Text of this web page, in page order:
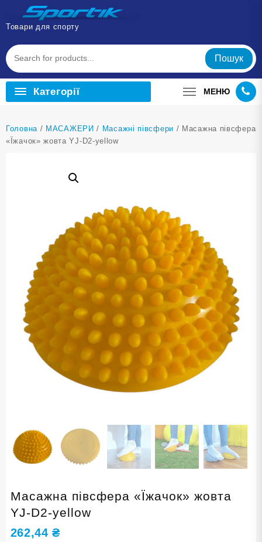
Перейти
вмісту
Товари для спорту
Пошук
Категорії МЕНЮ
Головна / МАСАЖЕРИ / Масажні півсфери / Масажна півсфера
«Їжачок» жовта YJ-D2-yellow
Масажна півсфера «Їжачок» жовта
YJ-D2-yellow
262,44₴